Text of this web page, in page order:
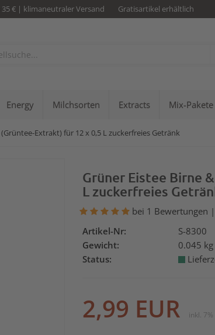
€ | klimaneutraler Versand Gratisartikel erhältlich
Energy Milchsorten Extracts Mix-Pakete
Extrakt) für 12 x 0,5 L zuckerfreies Getränk
Grüner Eistee Birne
L zuckerfreies
bei 1 Bewertungen |
Artikel-Nr:
S-8300
Gewicht:
0.045 kg
Status:
2,99 EUR inkl.